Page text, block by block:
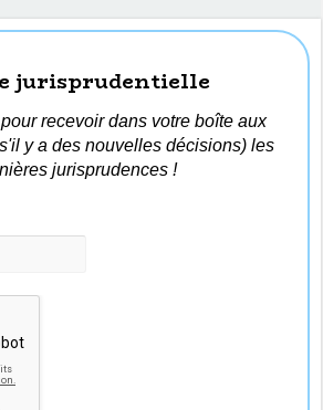
jurisprudentielle
recevoir dans votre boîte aux
y a des nouvelles décisions) les
jurisprudences !